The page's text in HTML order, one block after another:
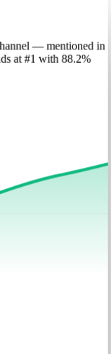
— mentioned in
at #1 with 88.2%